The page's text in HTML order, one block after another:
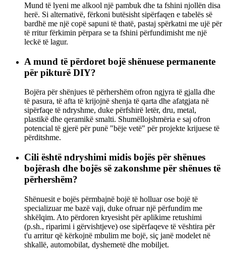
Mund të lyeni me alkool një pambuk dhe ta fshini njollën disa
herë. Si alternativë, fërkoni butësisht sipërfaqen e tabelës së
bardhë me një copë sapuni të thatë, pastaj spërkatni me ujë për
të rritur fërkimin përpara se ta fshini përfundimisht me një
leckë të lagur.
A mund të përdoret bojë shënuese permanente
për pikturë DIY?
Bojëra për shënjues të përhershëm ofron ngjyra të gjalla dhe
të pasura, të afta të krijojnë shenja të qarta dhe afatgjata në
sipërfaqe të ndryshme, duke përfshirë letër, dru, metal,
plastikë dhe qeramikë smalti. Shumëllojshmëria e saj ofron
potencial të gjerë për punë "bëje vetë" për projekte krijuese të
përditshme.
Cili është ndryshimi midis bojës për shënues
bojërash dhe bojës së zakonshme për shënues të
përhershëm?
Shënuesit e bojës përmbajnë bojë të holluar ose bojë të
specializuar me bazë vaji, duke ofruar një përfundim me
shkëlqim. Ato përdoren kryesisht për aplikime retushimi
(p.sh., riparimi i gërvishtjeve) ose sipërfaqeve të vështira për
t'u arritur që kërkojnë mbulim me bojë, siç janë modelet në
shkallë, automobilat, dyshemetë dhe mobiljet.